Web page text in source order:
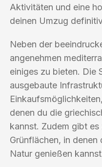
Aktivitäten und eine
deinen Umzug
Neben der
angenehmen
einiges zu bieten. Die
ausgebaute
denen du die
kannst. Zudem gibt
Grünflächen, in
Natur genießen